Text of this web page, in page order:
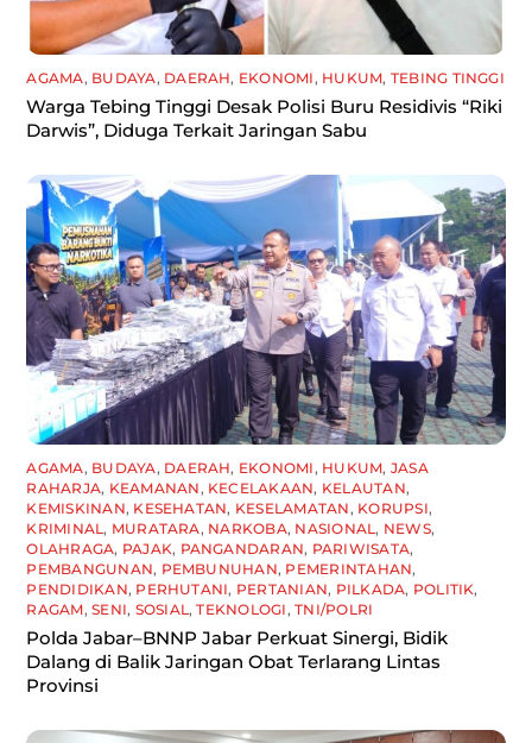
AGAMA, BUDAYA, DAERAH, EKONOMI , HUKUM, TEBING TINGGI
Warga Tebing Tinggi Desak Polisi Buru Residivis “Riki
Darwis”, Diduga Terkait Jaringan Sabu
AGAMA, BUDAYA, DAERAH, EKONOMI , HUKUM, JASA
RAHARJA, KEAMANAN , KECELAKAAN, KELAUTAN,
KEMISKINAN, KESEHATAN, KESELAMATAN , KORUPSI,
KRIMINAL , MURATARA, NARKOBA, NASIONAL , NEWS,
OLAHRAGA, PAJAK, PANGANDARAN, PARIWISATA,
PEMBANGUNAN, PEMBUNUHAN, PEMERINTAHAN,
PENDIDIKAN, PERHUTANI, PERTANIAN, PILKADA, POLITIK,
RAGAM,SENI, SOSIAL ,TEKNOLOGI ,TNI/POLRI
Polda Jabar–BNNP Jabar Perkuat Sinergi, Bidik
Dalang di Balik Jaringan Obat Terlarang Lintas
Provinsi